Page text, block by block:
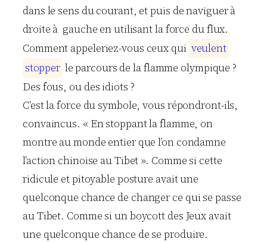
dans le sens du courant, et puis de naviguer à
droite à gauche en utilisant la force du flux.
Comment appeleriez-vous ceux qui veulent
stopper le parcours de la flamme olympique ?
Des fous, ou des idiots ?
C’est la force du symbole, vous répondront-ils,
convaincus. « En stoppant la flamme, on
montre au monde entier que l’on condamne
l’action chinoise au Tibet ». Comme si cette
ridicule et pitoyable posture avait une
quelconque chance de changer ce qui se passe
au Tibet. Comme si un boycott des Jeux avait
une quelconque chance de se produire.